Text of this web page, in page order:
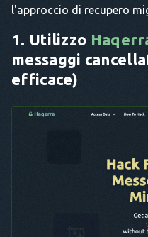
l'approccio di recupero
1. Utilizzo
messaggi
efficace)